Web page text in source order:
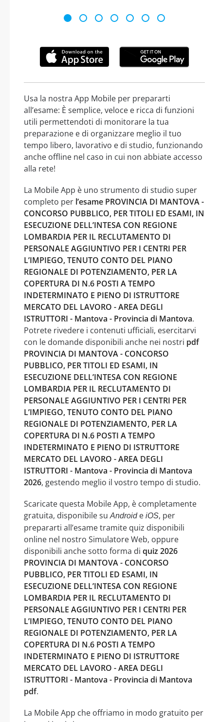
Usa la nostra App Mobile per prepararti
all’esame: È semplice, veloce e ricca di funzioni
utili permettendoti di monitorare la tua
preparazione e di organizzare meglio il tuo
tempo libero, lavorativo e di studio, funzionando
anche offline nel caso in cui non abbiate accesso
alla rete!
La Mobile App è uno strumento di studio super
completo per l’esame PROVINCIA DI MANTOVA -
CONCORSO PUBBLICO, PER TITOLI ED ESAMI, IN
ESECUZIONE DELL’INTESA CON REGIONE
LOMBARDIA PER IL RECLUTAMENTO DI
PERSONALE AGGIUNTIVO PER I CENTRI PER
L’IMPIEGO, TENUTO CONTO DEL PIANO
REGIONALE DI POTENZIAMENTO, PER LA
COPERTURA DI N.6 POSTI A TEMPO
INDETERMINATO E PIENO DI ISTRUTTORE
MERCATO DEL LAVORO - AREA DEGLI
ISTRUTTORI - Mantova - Provincia di Mantova.
Potrete rivedere i contenuti ufficiali, esercitarvi
con le domande disponibili anche nei nostri pdf
PROVINCIA DI MANTOVA - CONCORSO
PUBBLICO, PER TITOLI ED ESAMI, IN
ESECUZIONE DELL’INTESA CON REGIONE
LOMBARDIA PER IL RECLUTAMENTO DI
PERSONALE AGGIUNTIVO PER I CENTRI PER
L’IMPIEGO, TENUTO CONTO DEL PIANO
REGIONALE DI POTENZIAMENTO, PER LA
COPERTURA DI N.6 POSTI A TEMPO
INDETERMINATO E PIENO DI ISTRUTTORE
MERCATO DEL LAVORO - AREA DEGLI
ISTRUTTORI - Mantova - Provincia di Mantova
2026, gestendo meglio il vostro tempo di studio.
Scaricate questa Mobile App, è completamente
gratuita, disponibile suAndroide iOS, per
prepararti all’esame tramite quiz disponibili
online nel nostro Simulatore Web, oppure
disponibili anche sotto forma di quiz 2026
PROVINCIA DI MANTOVA - CONCORSO
PUBBLICO, PER TITOLI ED ESAMI, IN
ESECUZIONE DELL’INTESA CON REGIONE
LOMBARDIA PER IL RECLUTAMENTO DI
PERSONALE AGGIUNTIVO PER I CENTRI PER
L’IMPIEGO, TENUTO CONTO DEL PIANO
REGIONALE DI POTENZIAMENTO, PER LA
COPERTURA DI N.6 POSTI A TEMPO
INDETERMINATO E PIENO DI ISTRUTTORE
MERCATO DEL LAVORO - AREA DEGLI
ISTRUTTORI - Mantova - Provincia di Mantova
pdf.
La Mobile App che offriamo in modo gratuito per